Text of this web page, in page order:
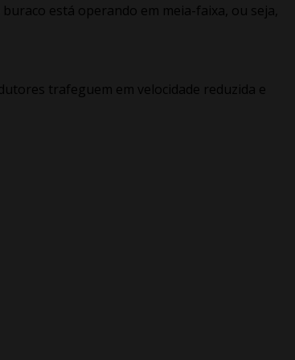
está operando em meia-faixa, ou seja,
trafeguem em velocidade reduzida e